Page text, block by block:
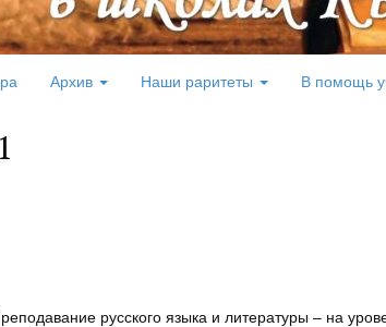
Архив Наши раритеты В помощь
русского языка и литературы – на